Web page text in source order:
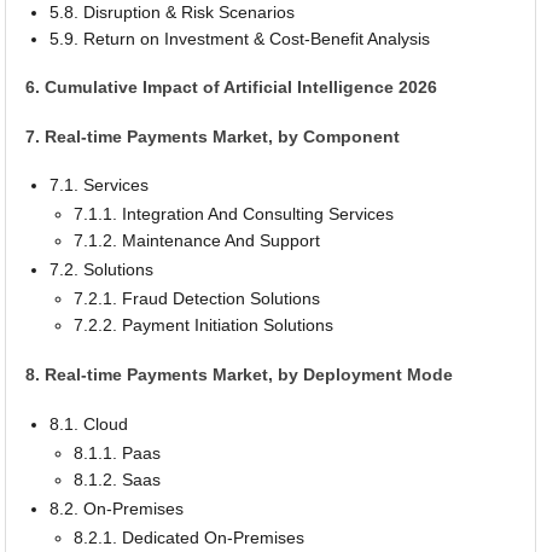
5.8. Disruption & Risk Scenarios
5.9. Return on Investment & Cost-Benefit Analysis
6. Cumulative Impact of Artificial Intelligence 2026
7. Real-time Payments Market, by Component
7.1. Services
7.1.1. Integration And Consulting Services
7.1.2. Maintenance And Support
7.2. Solutions
7.2.1. Fraud Detection Solutions
7.2.2. Payment Initiation Solutions
8. Real-time Payments Market, by Deployment Mode
8.1. Cloud
8.1.1. Paas
8.1.2. Saas
8.2. On-Premises
8.2.1. Dedicated On-Premises